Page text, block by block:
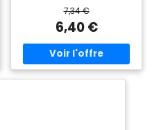
7,34 €
6,40 €